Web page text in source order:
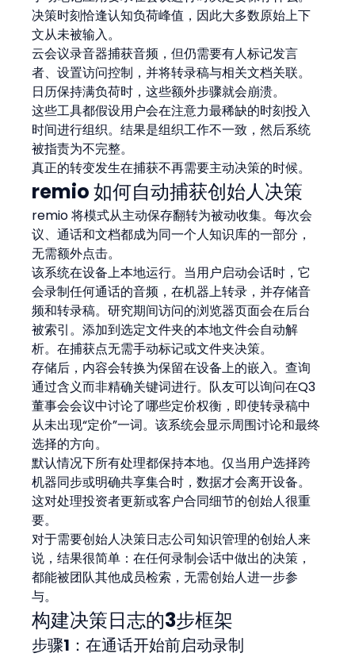
决策时刻恰逢认知负荷峰值，因此大多数原始上下
文从未被输入。
云会议录音器捕获音频，但仍需要有人标记发言
者、设置访问控制，并将转录稿与相关文档关联。
日历保持满负荷时，这些额外步骤就会崩溃。
这些工具都假设用户会在注意力最稀缺的时刻投入
时间进行组织。结果是组织工作不一致，然后系统
被指责为不完整。
真正的转变发生在捕获不再需要主动决策的时候。
remio 如何自动捕获创始人决策
remio 将模式从主动保存翻转为被动收集。每次会
议、通话和文档都成为同一个人知识库的一部分，
无需额外点击。
该系统在设备上本地运行。当用户启动会话时，它
会录制任何通话的音频，在机器上转录，并存储音
频和转录稿。研究期间访问的浏览器页面会在后台
被索引。添加到选定文件夹的本地文件会自动解
析。在捕获点无需手动标记或文件夹决策。
存储后，内容会转换为保留在设备上的嵌入。查询
通过含义而非精确关键词进行。队友可以询问在Q3
董事会会议中讨论了哪些定价权衡，即使转录稿中
从未出现“定价”一词。该系统会显示周围讨论和最终
选择的方向。
默认情况下所有处理都保持本地。仅当用户选择跨
机器同步或明确共享集合时，数据才会离开设备。
这对处理投资者更新或客户合同细节的创始人很重
要。
对于需要创始人决策日志公司知识管理的创始人来
说，结果很简单：在任何录制会话中做出的决策，
都能被团队其他成员检索，无需创始人进一步参
与。
构建决策日志的3步框架
步骤1：在通话开始前启动录制